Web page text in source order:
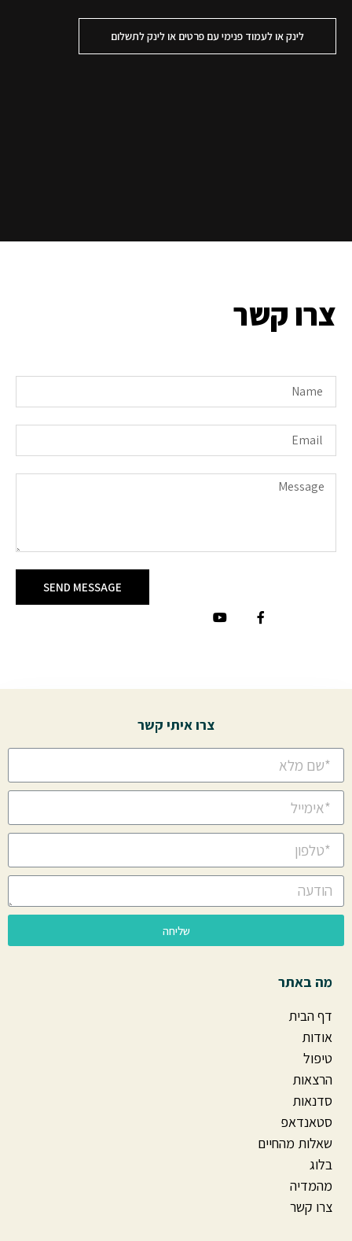
לינק או לעמוד פנימי עם פרטים או לינק לתשלום
צרו קשר
SEND MESSAGE
צרו איתי קשר
שליחה
מה באתר
דף הבית
אודות
טיפול
הרצאות
סדנאות
סטאנדאפ
שאלות מהחיים
בלוג
מהמדיה
צרו קשר